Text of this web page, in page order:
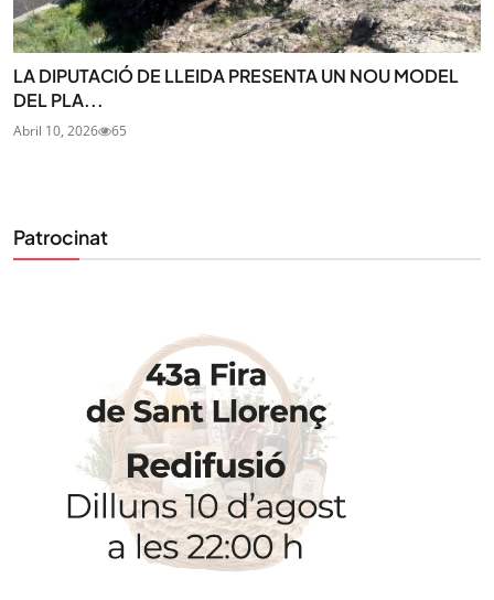
LA DIPUTACIÓ DE LLEIDA PRESENTA UN NOU MODEL
DEL PLA...
Abril 10, 2026 65
Patrocinat
STAY UPDATED
Uneix-te al nostre butlletí
Tota l’actualitat, seleccionada i enviada directament
al teu correu. Subscriu-te al nostre butlletí i segueix
la informació que importa.